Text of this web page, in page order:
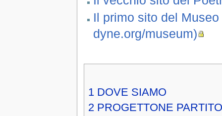
Il primo sito del
dyne.org/museum)
1 DOVE SIAMO
2 PROGETTONE